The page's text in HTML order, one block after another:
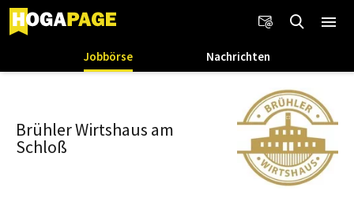
Jobbörse Nachrichten
Brühler Wirtshaus am
Schloß